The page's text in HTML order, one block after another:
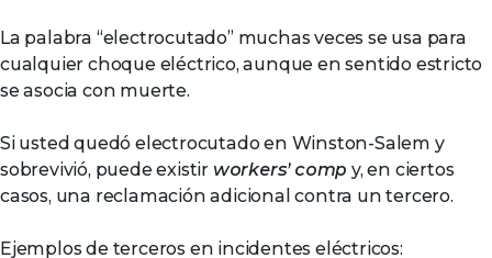
La palabra “electrocutado” muchas veces se usa para
cualquier choque eléctrico, aunque en sentido estricto
se asocia con muerte.
Si usted quedó electrocutado en Winston-Salem y
sobrevivió, puede existir workers’ comp y, en ciertos
casos, una reclamación adicional contra un tercero.
Ejemplos de terceros en incidentes eléctricos: